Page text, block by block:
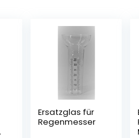
Ersatzglas für
Regenmesser